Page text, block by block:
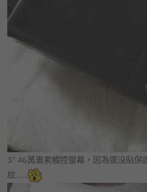
3" 46萬畫素觸控螢幕，因為還沒貼保
紋.....